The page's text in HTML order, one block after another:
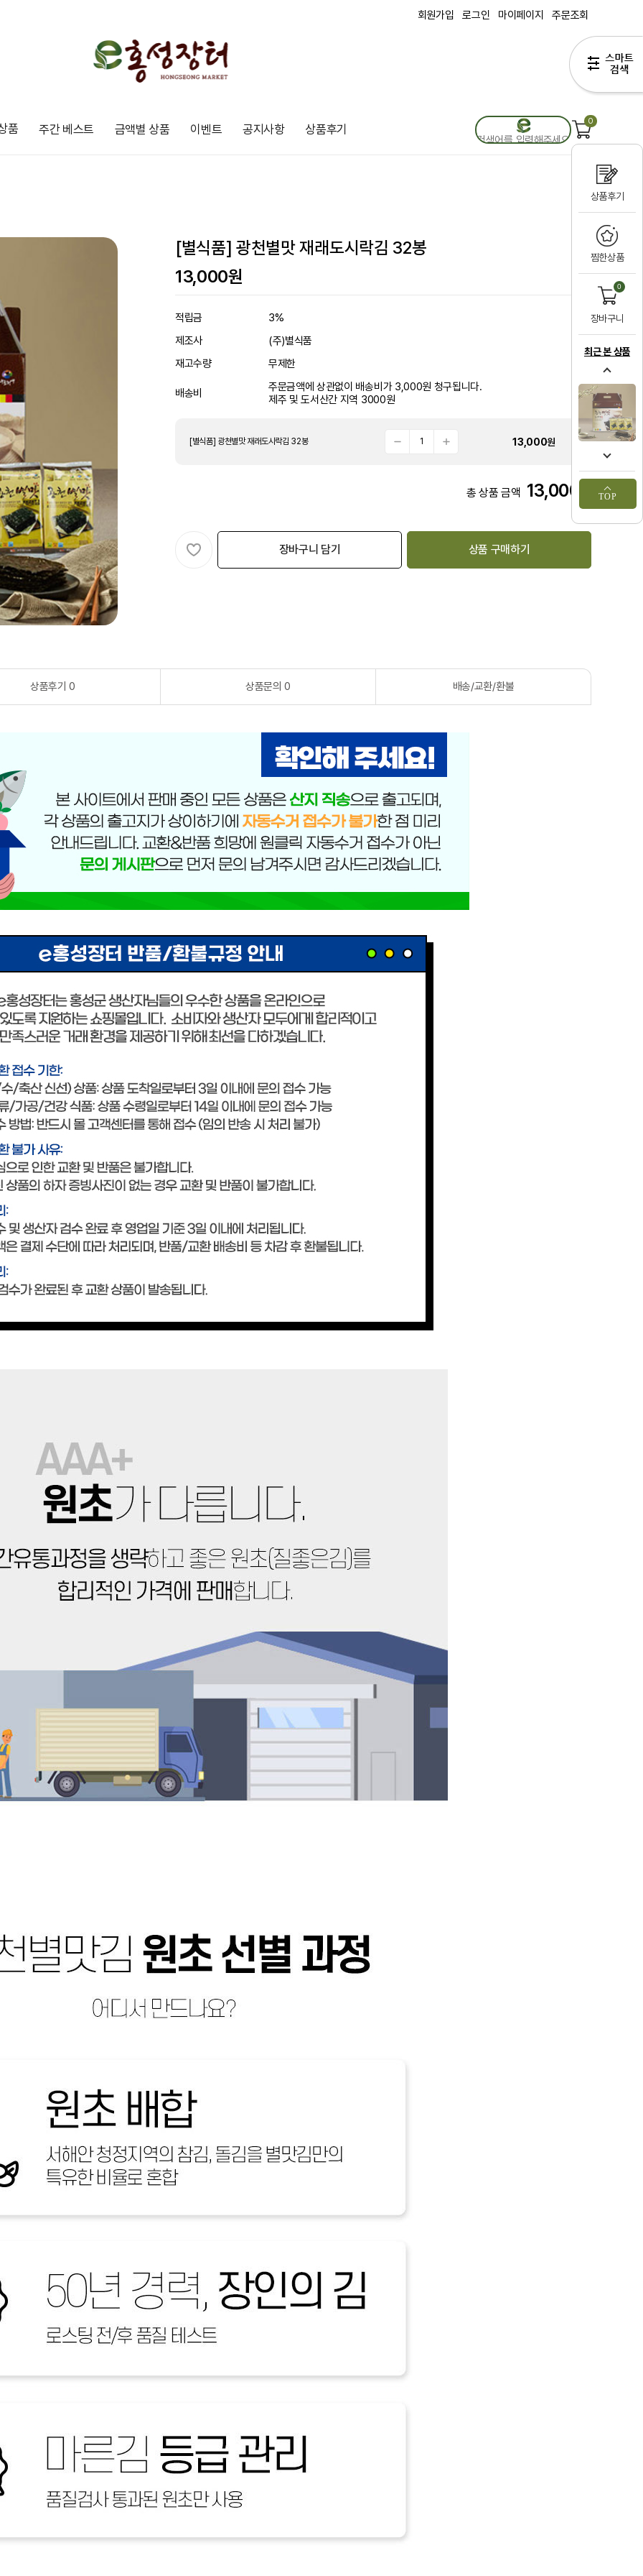
상품후기
찜한상품
0
장바구니
최근 본 상품
TOP
회원가입 로그인 마이페이지 주문조회
품 주간 베스트 금액별 상품 이벤트 공지사항 상품후기
0
[별식품] 광천별맛 재래도시락김 32봉
13,000원
적립금
3%
제조사
(주)별식품
재고수량
무제한
배송비
주문금액에 상관없이 배송비가 3,000원 청구됩니다.
제주 및 도서산간 지역 3000원
[별식품] 광천별맛 재래도시락김 32봉 13,000원
총 상품 금액 13,000
장바구니 담기 상품 구매하기
상품후기 0 상품문의 0 배송/교환/환불